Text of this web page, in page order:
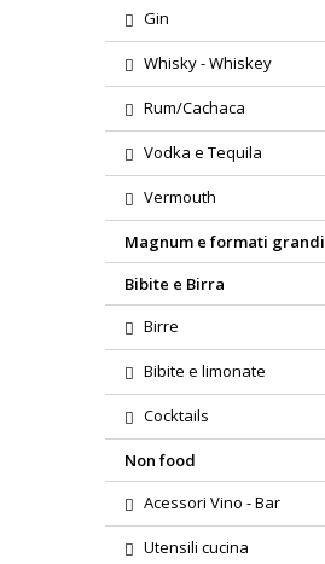
Gin
Whisky - Whiskey
Rum/Cachaca
Vodka e Tequila
Vermouth
Magnum e formati grandi
Bibite e Birra
Birre
Bibite e limonate
Cocktails
Non food
Acessori Vino - Bar
Utensili cucina